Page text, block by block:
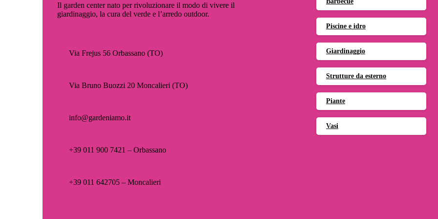
Il garden center nato per rivoluzionare il modo di vivere il
giardinaggio, la cura del verde e l’arredo outdoor.
Via Frejus 56 Orbassano (TO)
Via Bruno Buozzi 20 Moncalieri (TO)
info@gardeniamo.it
+39 011 900 7421 – Orbassano
+39 011 642705 – Moncalieri
Piscine e idro
Giardinaggio
Strutture da esterno
Piante
Vasi